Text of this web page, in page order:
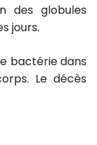
des globules
jours.
bactérie dans
Le décès